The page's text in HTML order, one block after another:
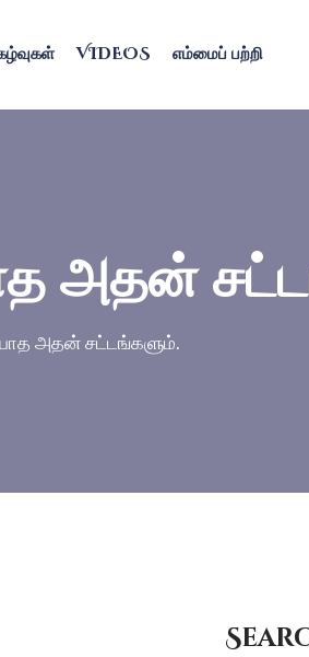
VIDEOS எம்மைப் பற்றி
அதன்
அதன் சட்டங்களும்.